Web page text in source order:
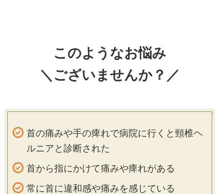
このようなお悩み
＼ございませんか？／
首の痛みや手の痺れで病院に行くと頸椎ヘ
ルニアと診断された
首から指にかけて痛みや痺れがある
常に首に違和感や痛みを感じている